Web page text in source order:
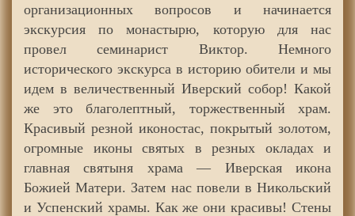
организационных вопросов и начинается
экскурсия по монастырю, которую для нас
провел семинарист Виктор. Немного
исторического экскурса в историю обители и мы
идем в величественный Иверский собор! Какой
же это благолептный, торжественный храм.
Красивый резной иконостас, покрытый золотом,
огромные иконы святых в резных окладах и
главная святыня храма — Иверская икона
Божией Матери. Затем нас повели в Никольский
и Успенский храмы. Как же они красивы! Стены